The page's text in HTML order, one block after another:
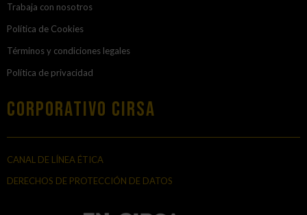
Trabaja con nosotros
Política de Cookies
Términos y condiciones legales
Política de privacidad
Corporativo Cirsa
CANAL DE LÍNEA ÉTICA
DERECHOS DE PROTECCIÓN DE DATOS